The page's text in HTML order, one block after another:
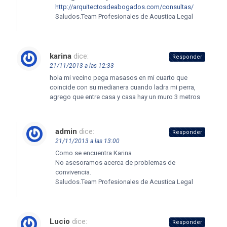
http://arquitectosdeabogados.com/consultas/
Saludos.Team Profesionales de Acustica Legal
karina dice:
21/11/2013 a las 12:33
hola mi vecino pega masasos en mi cuarto que
coincide con su medianera cuando ladra mi perra,
agrego que entre casa y casa hay un muro 3 metros
Responder
admin dice:
21/11/2013 a las 13:00
Como se encuentra Karina
No asesoramos acerca de problemas de
convivencia.
Saludos.Team Profesionales de Acustica Legal
Responder
Lucio dice: Responder